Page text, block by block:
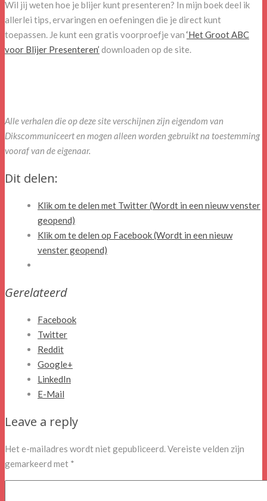
Wil jij weten hoe je blijer kunt presenteren? In mijn boek deel ik
allerlei tips, ervaringen en oefeningen die je direct kunt
toepassen. Je kunt een gratis voorproefje van ‘Het Groot ABC
voor Blijer Presenteren’ downloaden op de site.
Alle verhalen die op deze site verschijnen zijn eigendom van
Dikscommuniceert en mogen alleen worden gebruikt na toestemming
vooraf van de eigenaar.
Dit delen:
Klik om te delen met Twitter (Wordt in een nieuw venster
geopend)
Klik om te delen op Facebook (Wordt in een nieuw
venster geopend)
Gerelateerd
Facebook
Twitter
Reddit
Google+
LinkedIn
E-Mail
Leave a reply
Het e-mailadres wordt niet gepubliceerd.Vereiste velden zijn
gemarkeerd met *